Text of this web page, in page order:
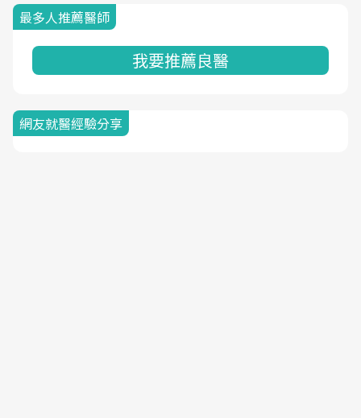
最多人推薦醫師
我要推薦良醫
網友就醫經驗分享